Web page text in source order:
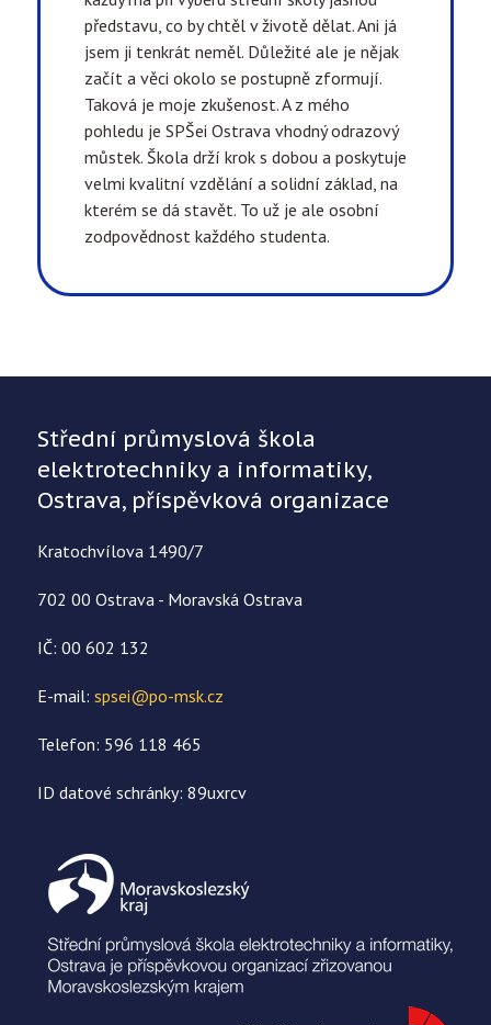
představu, co by chtěl v životě dělat. Ani já
jsem ji tenkrát neměl. Důležité ale je nějak
začít a věci okolo se postupně zformují.
Taková je moje zkušenost. A z mého
pohledu je SPŠei Ostrava vhodný odrazový
můstek. Škola drží krok s dobou a poskytuje
velmi kvalitní vzdělání a solidní základ, na
kterém se dá stavět. To už je ale osobní
zodpovědnost každého studenta.
Střední průmyslová škola
elektrotechniky a informatiky,
Ostrava, příspěvková organizace
Kratochvílova 1490/7
702 00 Ostrava - Moravská Ostrava
IČ: 00 602 132
E-mail: spsei@po-msk.cz
Telefon: 596 118 465
ID datové schránky: 89uxrcv